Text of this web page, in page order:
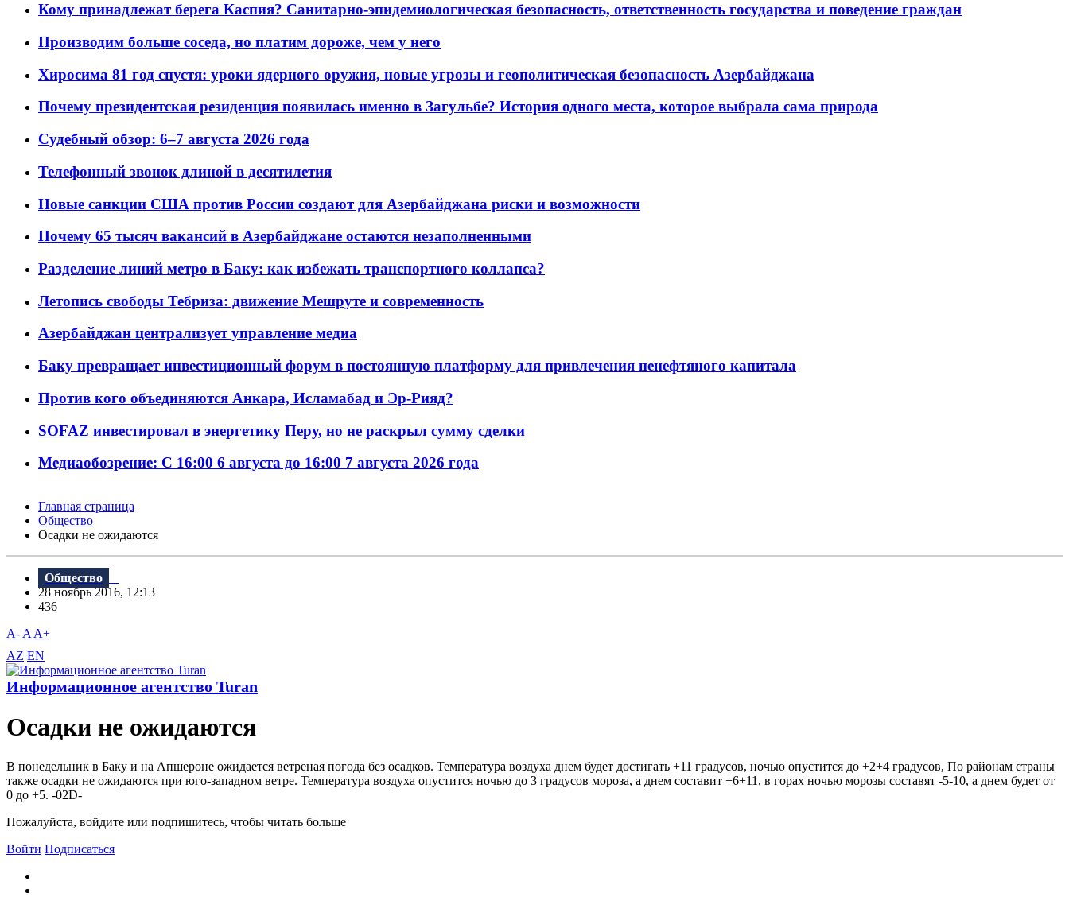
Кому принадлежат берега Каспия? Санитарно-эпидемиологическая безопасность, ответственность государства и поведение граждан
Производим больше соседа, но платим дороже, чем у него
Хиросима 81 год спустя: уроки ядерного оружия, новые угрозы и геополитическая безопасность Азербайджана
Почему президентская резиденция появилась именно в Загульбе? История одного места, которое выбрала сама природа
Судебный обзор: 6–7 августа 2026 года
Телефонный звонок длиной в десятилетия
Новые санкции США против России создают для Азербайджана риски и возможности
Почему 65 тысяч вакансий в Азербайджане остаются незаполненными
Разделение линий метро в Баку: как избежать транспортного коллапса?
Летопись свободы Тебриза: движение Мешруте и современность
Азербайджан централизует управление медиа
Баку превращает инвестиционный форум в постоянную платформу для привлечения ненефтяного капитала
Против кого объединяются Анкара, Исламабад и Эр-Рияд?
SOFAZ инвестировал в энергетику Перу, но не раскрыл сумму сделки
Медиаобозрение: С 16:00 6 августа до 16:00 7 августа 2026 года
Главная страница
Общество
Осадки не ожидаются
Общество
28 ноябрь 2016, 12:13
436
A- A A+
AZ EN
Информационное агентство Turan
Осадки не ожидаются
В понедельник в Баку и на Апшероне ожидается ветреная погода без осадков. Температура воздуха днем будет достигать +11 градусов, ночью опустится до +2+4 градусов, По районам страны
также осадки не ожидаются при юго-западном ветре. Температура воздуха опустится ночью до 3 градусов мороза, а днем составит +6+11, в горах ночью морозы составят -5-10, а днем будет от
0 до +5. -02D-
Пожалуйста, войдите или подпишитесь, чтобы читать больше
Войти Подписаться